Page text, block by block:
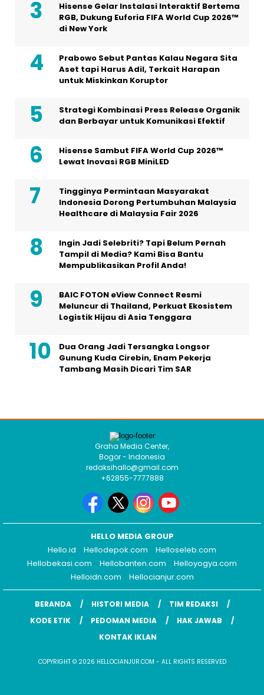
Hisense Gelar Instalasi Interaktif Bertema
RGB, Dukung Euforia FIFA World Cup 2026™
di New York
Prabowo Sebut Pantas Kalau Negara Sita
Aset tapi Harus Adil, Terkait Harapan
untuk Miskinkan Koruptor
Strategi Kombinasi Press Release Organik
dan Berbayar untuk Komunikasi Efektif
Hisense Sambut FIFA World Cup 2026™
Lewat Inovasi RGB MiniLED
Tingginya Permintaan Masyarakat
Indonesia Dorong Pertumbuhan Malaysia
Healthcare di Malaysia Fair 2026
Ingin Jadi Selebriti? Tapi Belum Pernah
Tampil di Media? Kami Bisa Bantu
Mempublikasikan Profil Anda!
BAIC FOTON eView Connect Resmi
Meluncur di Thailand, Perkuat Ekosistem
Logistik Hijau di Asia Tenggara
Dua Orang Jadi Tersangka Longsor
Gunung Kuda Cirebin, Enam Pekerja
Tambang Masih Dicari Tim SAR
Graha Media Center,
Bogor - Indonesia
redaksihallo@gmail.com
+62855-7777888
HELLO MEDIA GROUP
Hello.id
Hellodepok.com
Helloseleb.com
Hellobekasi.com
Hellobanten.com
Helloyogya.com
Helloidn.com
Hellocianjur.com
BERANDA HISTORI MEDIA
TIM REDAKSI
KODE ETIK
PEDOMAN MEDIA
HAK JAWAB
KONTAK IKLAN
COPYRIGHT © 2026 HELLOCIANJUR.COM - ALL RIGHTS RESERVED